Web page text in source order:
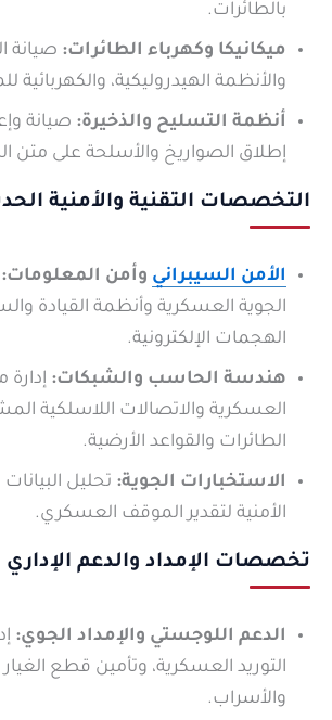
بالطائرات.
ميكانيكا وكهرباء الطائرات: صيانة
والأنظمة الهيدروليكية، والكهربائية
أنظمة التسليح والذخيرة: صيانة
إطلاق الصواريخ والأسلحة على متن
التخصصات التقنية والأمنية
الأمن السيبراني وأمن المعلومات:
الجوية العسكرية وأنظمة القيادة
الهجمات الإلكترونية.
هندسة الحاسب والشبكات: إدارة
العسكرية والاتصالات اللاسلكية
الطائرات والقواعد الأرضية.
الاستخبارات الجوية: تحليل
الأمنية لتقدير الموقف العسكري.
تخصصات الإمداد والدعم الإداري
الدعم اللوجستي والإمداد الجوي:
التوريد العسكرية، وتأمين قطع الغيار
والأسراب.